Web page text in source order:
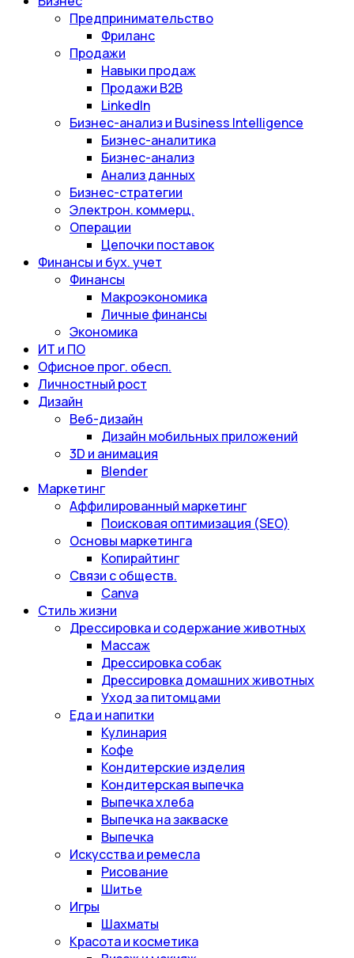
Предпринимательство
Фриланс
Продажи
Навыки продаж
Продажи B2B
LinkedIn
Бизнес-анализ и Business Intelligence
Бизнес-аналитика
Бизнес-анализ
Анализ данных
Бизнес-стратегии
Электрон. коммерц.
Операции
Цепочки поставок
Финансы и бух. учет
Финансы
Макроэкономика
Личные финансы
Экономика
ИТ и ПО
Офисное прог. обесп.
Личностный рост
Дизайн
Веб-дизайн
Дизайн мобильных приложений
3D и анимация
Blender
Маркетинг
Аффилированный маркетинг
Поисковая оптимизация (SEO)
Основы маркетинга
Копирайтинг
Связи с обществ.
Canva
Стиль жизни
Дрессировка и содержание животных
Массаж
Дрессировка собак
Дрессировка домашних животных
Уход за питомцами
Еда и напитки
Кулинария
Кофе
Кондитерские изделия
Кондитерская выпечка
Выпечка хлеба
Выпечка на закваске
Выпечка
Искусства и ремесла
Рисование
Шитье
Игры
Шахматы
Красота и косметика